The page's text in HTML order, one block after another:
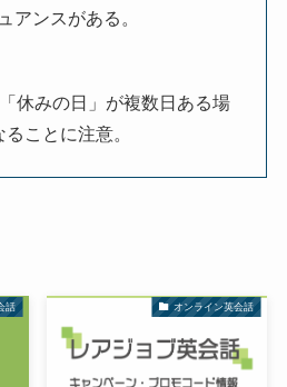
アンスがある。
休みの日」が複数日ある場
ることに注意。
話 オンライン英会話